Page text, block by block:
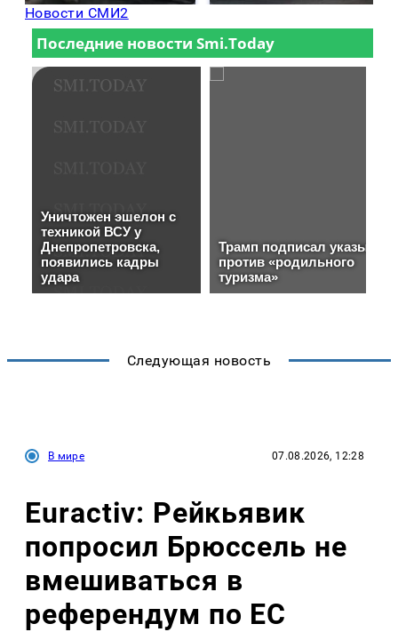
Новости СМИ2
Следующая новость
В мире 07.08.2026, 12:28
Euractiv: Рейкьявик
попросил Брюссель не
вмешиваться в
референдум по ЕС